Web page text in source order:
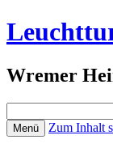
Wremer
nach:
Menü Zum Inhalt